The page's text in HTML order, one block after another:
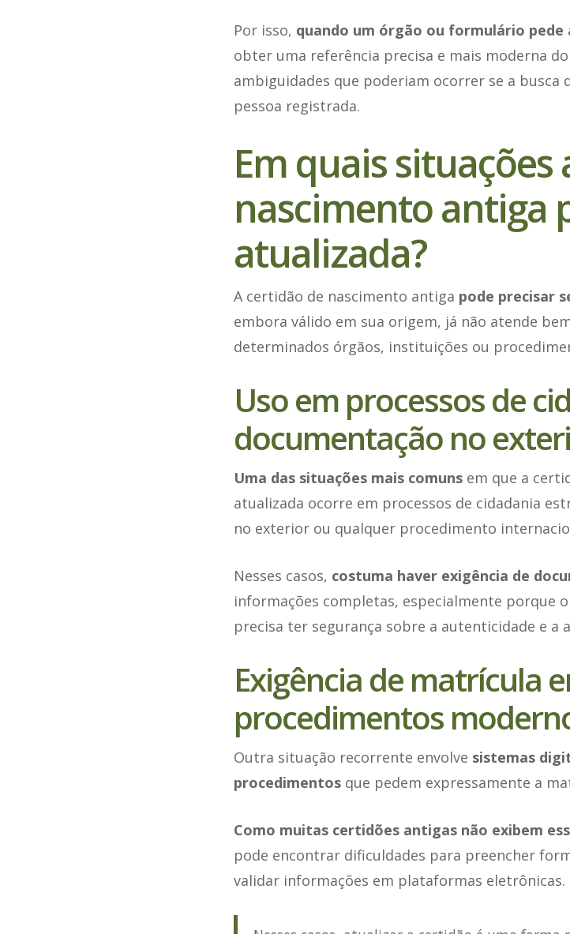
Por isso, quando um órgão ou formulário
obter uma referência precisa e mais moderna
ambiguidades que poderiam ocorrer se a busca
pessoa registrada.
Em quais
nascimento antiga
atualizada?
A certidão de nascimento antiga pode precisar
embora válido em sua origem, já não atende
determinados órgãos, instituições ou
Uso em processos de
documentação no
Uma das situações mais comunsem que a
atualizada ocorre em processos de cidadania
no exterior ou qualquer procedimento
Nesses casos, costuma haver exigência de
informações completas, especialmente porque
precisa ter segurança sobre a autenticidade e a
Exigência de matrícula
procedimentos
Outra situação recorrente envolve sistemas
procedimentosque pedem expressamente a
Como muitas certidões antigas não exibem
pode encontrar dificuldades para preencher
validar informações em plataformas eletrônicas.